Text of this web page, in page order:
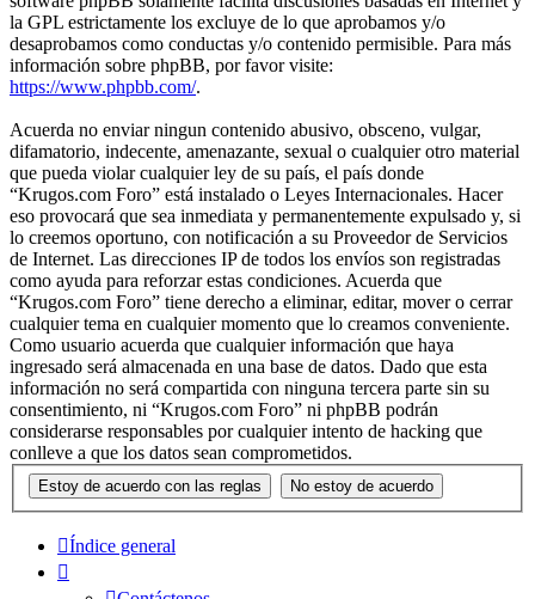
la GPL estrictamente los excluye de lo que aprobamos y/o
desaprobamos como conductas y/o contenido permisible. Para más
información sobre phpBB, por favor visite:
https://www.phpbb.com/.
Acuerda no enviar ningun contenido abusivo, obsceno, vulgar,
difamatorio, indecente, amenazante, sexual o cualquier otro material
que pueda violar cualquier ley de su país, el país donde
“Krugos.com Foro” está instalado o Leyes Internacionales. Hacer
eso provocará que sea inmediata y permanentemente expulsado y, si
lo creemos oportuno, con notificación a su Proveedor de Servicios
de Internet. Las direcciones IP de todos los envíos son registradas
como ayuda para reforzar estas condiciones. Acuerda que
“Krugos.com Foro” tiene derecho a eliminar, editar, mover o cerrar
cualquier tema en cualquier momento que lo creamos conveniente.
Como usuario acuerda que cualquier información que haya
ingresado será almacenada en una base de datos. Dado que esta
información no será compartida con ninguna tercera parte sin su
consentimiento, ni “Krugos.com Foro” ni phpBB podrán
considerarse responsables por cualquier intento de hacking que
conlleve a que los datos sean comprometidos.
Índice general